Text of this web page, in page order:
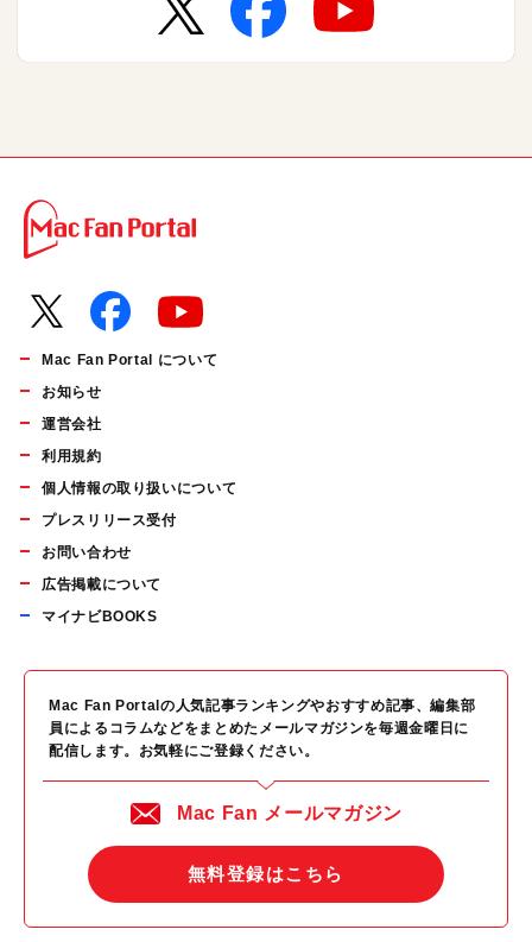
Mac Fan Portal について
お知らせ
運営会社
利用規約
個人情報の取り扱いについて
プレスリリース受付
お問い合わせ
広告掲載について
マイナビBOOKS
Mac Fan Portalの人気記事ランキングやおすすめ記事、編集部
員によるコラムなどをまとめたメールマガジンを毎週金曜日に
配信します。お気軽にご登録ください。
Mac Fan メールマガジン
無料登録はこちら